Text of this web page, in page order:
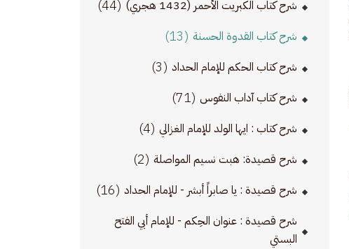
شرح كتاب الكبريت الأحمر (1432 هجري) (44)
شرح كتاب القدوة الحسنة (13)
شرح كتاب الحكم للإمام الحداد (3)
شرح كتاب آداب النفوس (71)
شرح كتاب : ايها الولد للإمام الغزالي (4)
شرح قصيدة: هبت نسيم المواصلة (2)
شرح قصيدة : يا صابراً أبشر - للإمام الحداد (16)
شرح قصيدة : عنوان الحِكم - للإمام أبي الفتح
البستي